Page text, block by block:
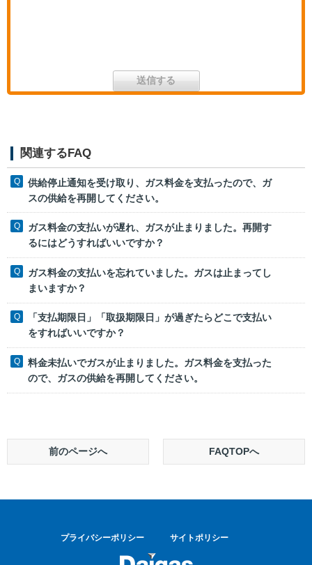
関連するFAQ
供給停止通知を受け取り、ガス料金を支払ったので、ガ
スの供給を再開してください。
ガス料金の支払いが遅れ、ガスが止まりました。再開す
るにはどうすればいいですか？
ガス料金の支払いを忘れていました。ガスは止まってし
まいますか？
「支払期限日」「取扱期限日」が過ぎたらどこで支払い
をすればいいですか？
料金未払いでガスが止まりました。ガス料金を支払った
ので、ガスの供給を再開してください。
前のページへ FAQTOPへ
プライバシーポリシー サイトポリシー